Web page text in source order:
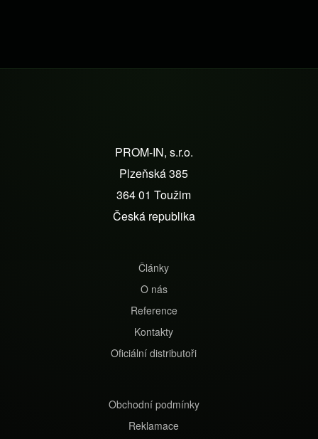
PROM-IN, s.r.o.
Plzeňská 385
364 01 Toužim
Česká republika
Články
O nás
Reference
Kontakty
Oficiální distributoři
Obchodní podmínky
Reklamace